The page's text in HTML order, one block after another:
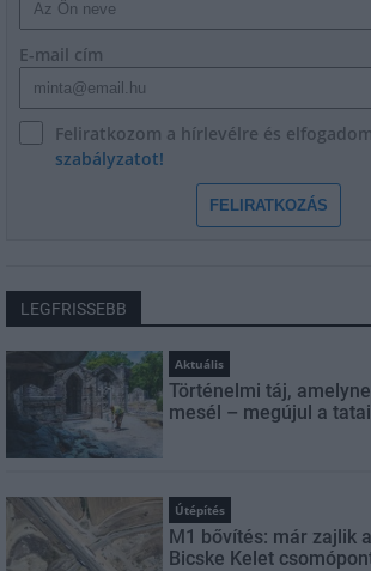
E-mail cím
Feliratkozom a hírlevélre és
szabályzatot!
FELIRATKOZÁS
LEGFRISSEBB
Aktuális
Történelmi táj,
mesél – megújul a
Útépítés
M1 bővítés: már zajlik
Bicske Kelet